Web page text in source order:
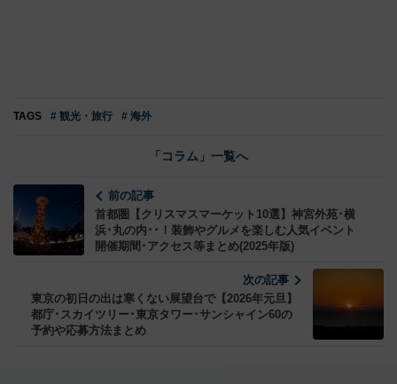
TAGS # 観光・旅行 # 海外
「コラム」一覧へ
前の記事
首都圏【クリスマスマーケット10選】神宮外苑･横
浜･丸の内･･！装飾やグルメを楽しむ人気イベント
開催期間･アクセス等まとめ(2025年版)
次の記事
東京の初日の出は寒くない展望台で【2026年元旦】
都庁･スカイツリー･東京タワー･サンシャイン60の
予約や応募方法まとめ